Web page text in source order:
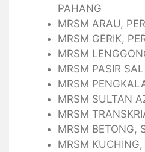
PAHANG
MRSM ARAU,
MRSM GERIK,
MRSM
MRSM PASIR
MRSM
MRSM SULTAN
MRSM
MRSM BETONG,
MRSM